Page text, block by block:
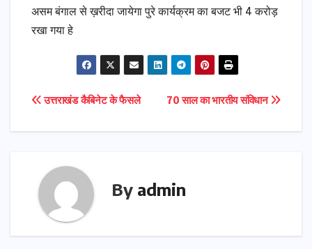
असम बंगाल से ख़रीदा जायेगा पुरे कार्यक्रम का बजट भी 4 करोड़
रखा गया हे
Post
navigation
70 साल का भारतीय संविधान
उत्तराखंड कैबिनेट के फैसले
By admin